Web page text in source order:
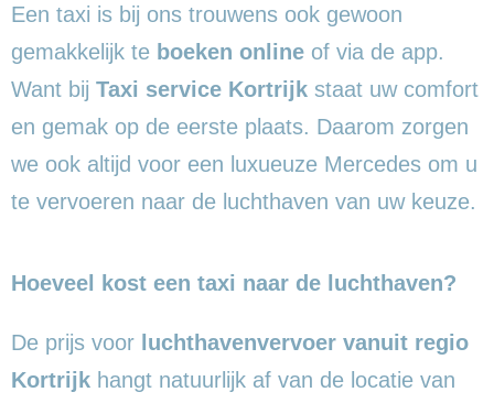
Een taxi is bij ons trouwens ook gewoon
gemakkelijk te boeken online of via de app.
Want bij Taxi service Kortrijk staat uw comfort
en gemak op de eerste plaats. Daarom zorgen
we ook altijd voor een luxueuze Mercedes om u
te vervoeren naar de luchthaven van uw keuze.
Hoeveel kost een taxi naar de luchthaven?
De prijs voor luchthavenvervoer vanuit regio
Kortrijk hangt natuurlijk af van de locatie van